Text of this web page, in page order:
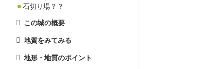
石切り場？？
この城の概要
地質をみてみる
地形・地質のポイント